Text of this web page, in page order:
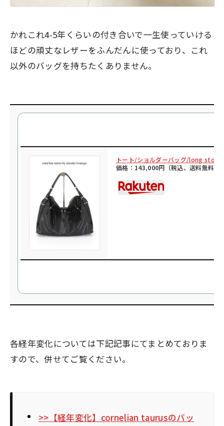
かれこれ4-5年くらいの付き合いで一生使っていける
ほどの頑丈なレザーをふんだんに使っており、これ
以外のバッグを持ちたくありません。
トート/ショルダーバッグ/long
価格：143,000円（税込、送料無料)
各経年変化については下記記事にてまとめておりま
すので、併せてご覧ください。
>>【経年変化】cornelian taurusのバッ